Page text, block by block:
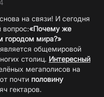
на связи! И сегодня
вопрос:«Почему же
городом мира?»
общемировой
столиц. Интересный
мегаполисов на
почти половину
гектаров.